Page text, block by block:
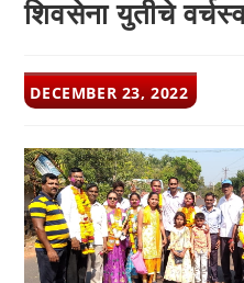
शिवसेना युतीचे
POST
PUBLISHED:
DECEMBER 23, 2022